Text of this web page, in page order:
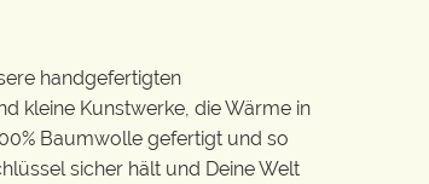
handgefertigten
kleine Kunstwerke, die Wärme in
Baumwolle gefertigt und so
sicher hält und Deine Welt